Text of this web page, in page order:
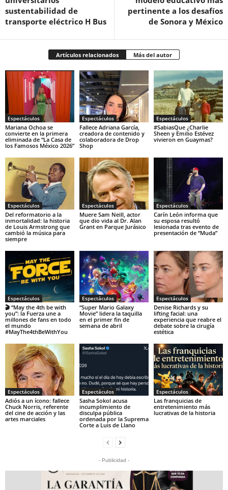
sustentabilidad de
transporte eléctrico H Bus
pertinente a los desafíos
de Sonora y México
Artículos relacionados Más del autor
Espectáculos
Mariana Ochoa se
convierte en la primera
eliminada de “La Casa de
los Famosos México 2026”
Espectáculos
Fallece Adriana García,
creadora de contenido y
colaboradora de Drop
Shop
Espectáculos
#SabiasQue ¿Charlie
Sheen y Emilio Estévez
vivieron en Guaymas?
Espectáculos
Del reformatorio a la
inmortalidad: la historia
de Louis Armstrong que
cambió la música para
siempre
Espectáculos
Muere Sam Neill, actor
que dio vida al Dr. Alan
Grant en Parque Jurásico
Espectáculos
Carín León informa que
su esposa resultó
lesionada tras evento de
presentación de “Muda”
Espectáculos
🎬 “May the 4th be with
you”: la Fuerza une a
millones de fans en todo
el mundo
#MayThe4thBeWithYou
Espectáculos
“Super Mario Galaxy
Movie” lidera la taquilla
en el primer fin de
semana de abril
Espectáculos
Denise Richards y su
lifting facial: una
experiencia que reabre el
debate sobre la cirugía
estética
Espectáculos
Adiós a un ícono: fallece
Chuck Norris, referente
del cine de acción y las
artes marciales
Espectáculos
Sasha Sokol acusa
incumplimiento de
disculpa pública
ordenada por la Suprema
Corte a Luis de Llano
Espectáculos
Las franquicias de
entretenimiento más
lucrativas de la historia
- Publicidad -